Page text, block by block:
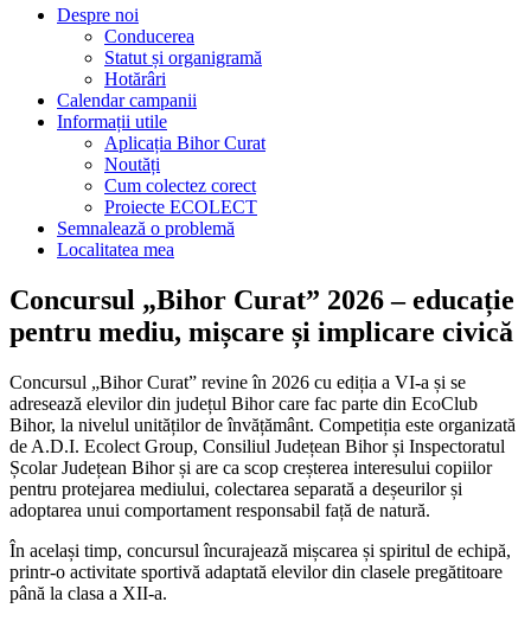
Despre noi
Conducerea
Statut și organigramă
Hotărâri
Calendar campanii
Informații utile
Aplicația Bihor Curat
Noutăți
Cum colectez corect
Proiecte ECOLECT
Semnalează o problemă
Localitatea mea
Concursul „Bihor Curat” 2026 – educație
pentru mediu, mișcare și implicare civică
Concursul „Bihor Curat” revine în 2026 cu ediția a VI-a și se
adresează elevilor din județul Bihor care fac parte din EcoClub
Bihor, la nivelul unităților de învățământ. Competiția este organizată
de A.D.I. Ecolect Group, Consiliul Județean Bihor și Inspectoratul
Școlar Județean Bihor și are ca scop creșterea interesului copiilor
pentru protejarea mediului, colectarea separată a deșeurilor și
adoptarea unui comportament responsabil față de natură.
În același timp, concursul încurajează mișcarea și spiritul de echipă,
printr-o activitate sportivă adaptată elevilor din clasele pregătitoare
până la clasa a XII-a.